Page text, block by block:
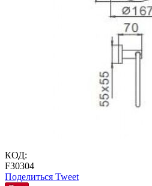
КОД:
F30304
Поделиться Tweet